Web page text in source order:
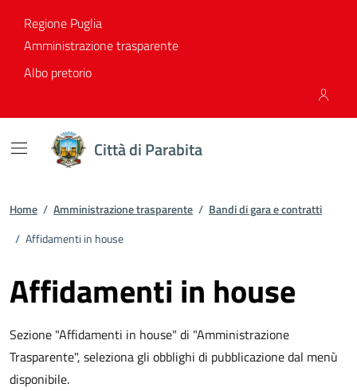
Regione Puglia
Amministrazione trasparente
Albo pretorio
Città di Parabita
Home / Amministrazione trasparente / Bandi di gara e contratti
/ Affidamenti in house
Affidamenti in house
Sezione "Affidamenti in house" di "Amministrazione
Trasparente", seleziona gli obblighi di pubblicazione dal menù
disponibile.